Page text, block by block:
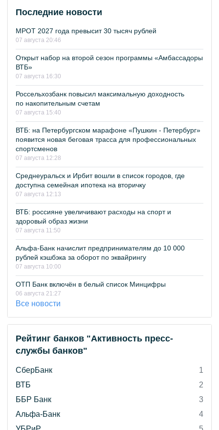
Последние новости
МРОТ 2027 года превысит 30 тысяч рублей
07 августа 20:46
Открыт набор на второй сезон программы «Амбассадоры
ВТБ»
07 августа 16:30
Россельхозбанк повысил максимальную доходность
по накопительным счетам
07 августа 15:40
ВТБ: на Петербургском марафоне «Пушкин - Петербург»
появится новая беговая трасса для профессиональных
спортсменов
07 августа 12:28
Среднеуральск и Ирбит вошли в список городов, где
доступна семейная ипотека на вторичку
07 августа 12:13
ВТБ: россияне увеличивают расходы на спорт и
здоровый образ жизни
07 августа 11:50
Альфа-Банк начислит предпринимателям до 10 000
рублей кэшбэка за оборот по эквайрингу
07 августа 10:00
ОТП Банк включён в белый список Минцифры
06 августа 21:27
Все новости
Рейтинг банков "Активность пресс-
службы банков"
СберБанк
1
ВТБ
2
ББР Банк
3
Альфа-Банк
4